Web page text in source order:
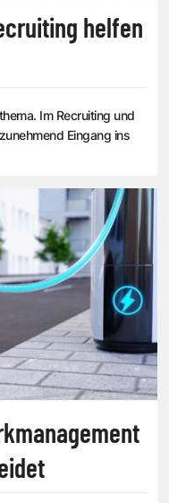
helfen
Im Recruiting und
Eingang ins